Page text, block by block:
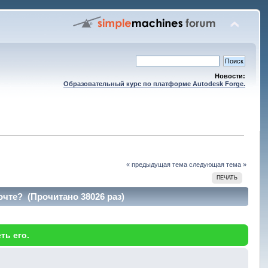
Новости:
Образовательный курс по платформе Autodesk Forge.
« предыдущая тема следующая тема »
ПЕЧАТЬ
(Прочитано 38026 раз)
его.